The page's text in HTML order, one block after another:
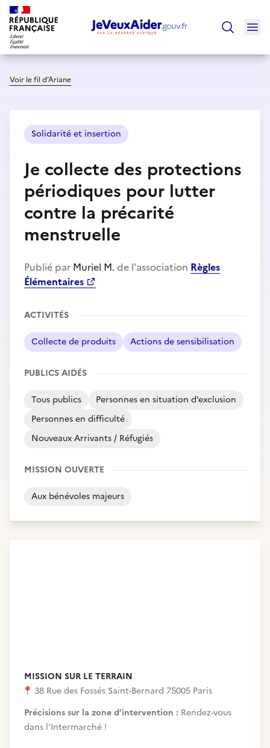
Voir le fil d’Ariane
Solidarité et insertion
Je collecte des protections
périodiques pour lutter
contre la précarité
menstruelle
Publié par Muriel M. de l'association Règles
Élémentaires
ACTIVITÉS
Collecte de produits Actions de sensibilisation
PUBLICS AIDÉS
Tous publics
Personnes en situation d’exclusion
Personnes en difficulté
Nouveaux Arrivants / Réfugiés
MISSION OUVERTE
Aux bénévoles majeurs
MISSION SUR LE TERRAIN
📍 38 Rue des Fossés Saint-Bernard 75005 Paris
Précisions sur la zone d’intervention : Rendez-vous
dans l'Intermarché !